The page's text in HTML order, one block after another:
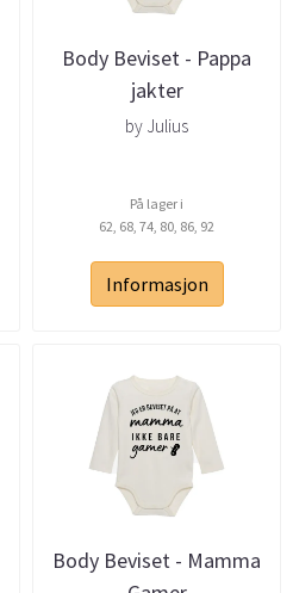
Body Beviset - Pappa
jakter
by Julius
På lager i
62, 68, 74, 80, 86, 92
Informasjon
Body Beviset - Mamma